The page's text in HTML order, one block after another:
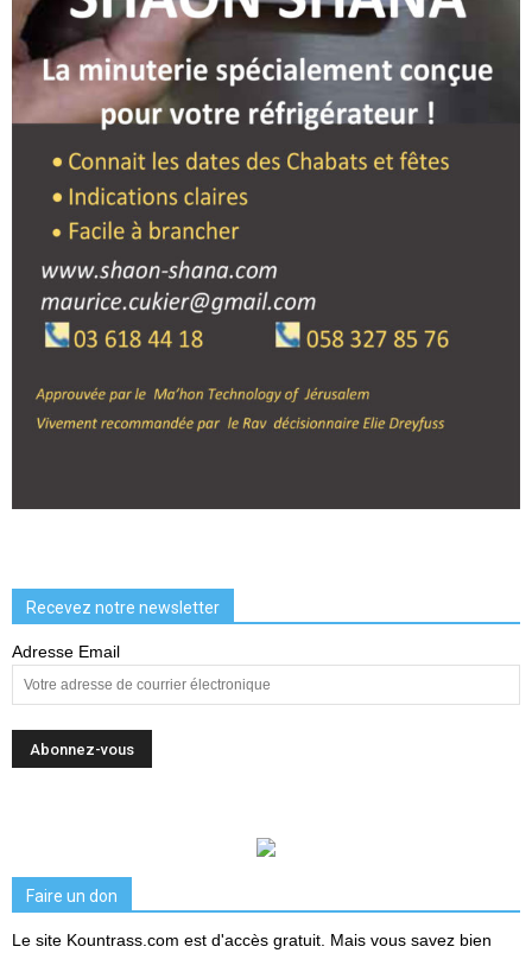
Recevez notre newsletter
Adresse Email
Faire un don
Le site Kountrass.com est d'accès gratuit. Mais vous savez bien